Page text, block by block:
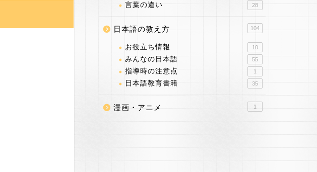
言葉の違い 28
日本語の教え方 104
お役立ち情報 10
みんなの日本語 55
指導時の注意点 1
日本語教育書籍 35
漫画・アニメ 1